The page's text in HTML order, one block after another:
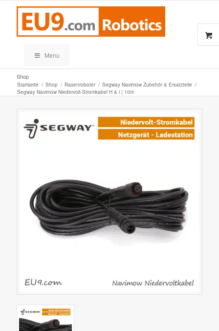
Menu
Shop
Startseite / Shop / Rasenroboter / Segway Navimow Zubehör & Ersatzteile /
Segway Navimow Niedervolt-Stromkabel H & i | 10m